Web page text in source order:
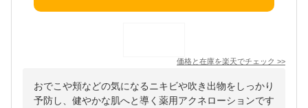
価格と在庫を楽天でチェック >>
おでこや頬などの気になるニキビや吹き出物をしっかり
予防し、健やかな肌へと導く薬用アクネローションです